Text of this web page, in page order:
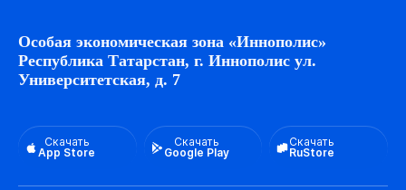
Особая экономическая зона «Иннополис»
Республика Татарстан, г. Иннополис ул.
Университетская, д. 7
Скачать
App Store
Скачать
Google Play
Скачать
RuStore